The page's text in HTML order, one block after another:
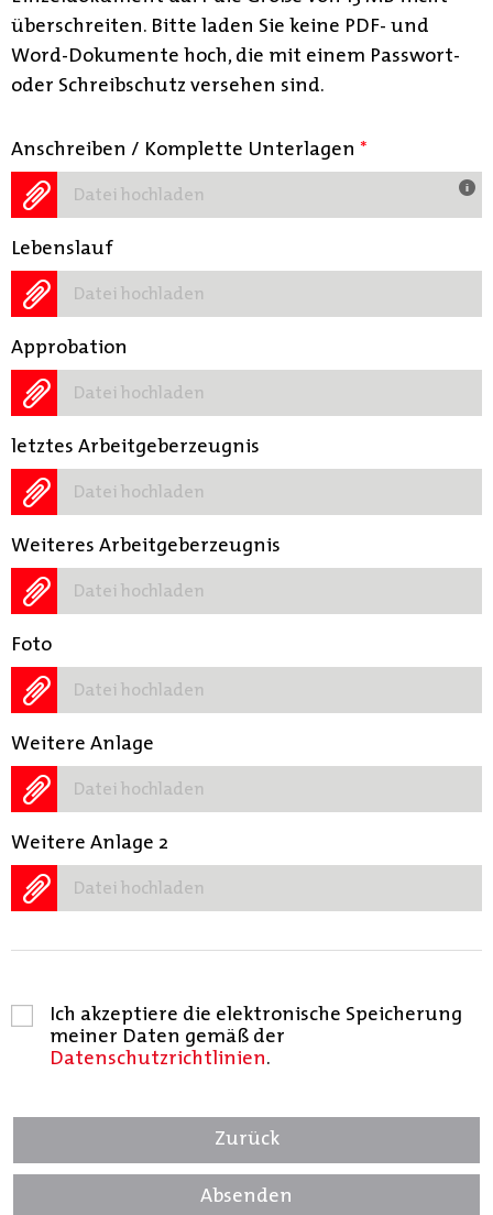
überschreiten. Bitte laden Sie keine PDF- und
Word-Dokumente hoch, die mit einem Passwort-
oder Schreibschutz versehen sind.
Anschreiben / Komplette Unterlagen *
Datei hochladen
Lebenslauf
Datei hochladen
Approbation
Datei hochladen
letztes Arbeitgeberzeugnis
Datei hochladen
Weiteres Arbeitgeberzeugnis
Datei hochladen
Foto
Datei hochladen
Weitere Anlage
Datei hochladen
Weitere Anlage 2
Datei hochladen
Ich akzeptiere die elektronische Speicherung
meiner Daten gemäß der
Datenschutzrichtlinien.
Zurück
Absenden